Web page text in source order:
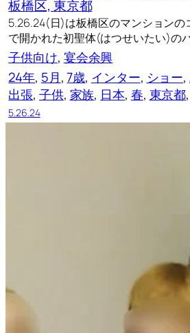
板橋区, 東京都
5.26.24(日)は板橋区のマンションの
で開かれた初聖体(はつせいたい)の
子供向け, 宴会余興
24年, 5月, 7歳, インター, ショー,
出張, 子供, 家族, 日本, 春, 東京都
5.26.24